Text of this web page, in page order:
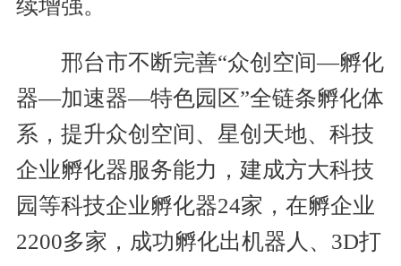
续增强。
邢台市不断完善“众创空间—孵化
器—加速器—特色园区”全链条孵化体
系，提升众创空间、星创天地、科技
企业孵化器服务能力，建成方大科技
园等科技企业孵化器24家，在孵企业
2200多家，成功孵化出机器人、3D打